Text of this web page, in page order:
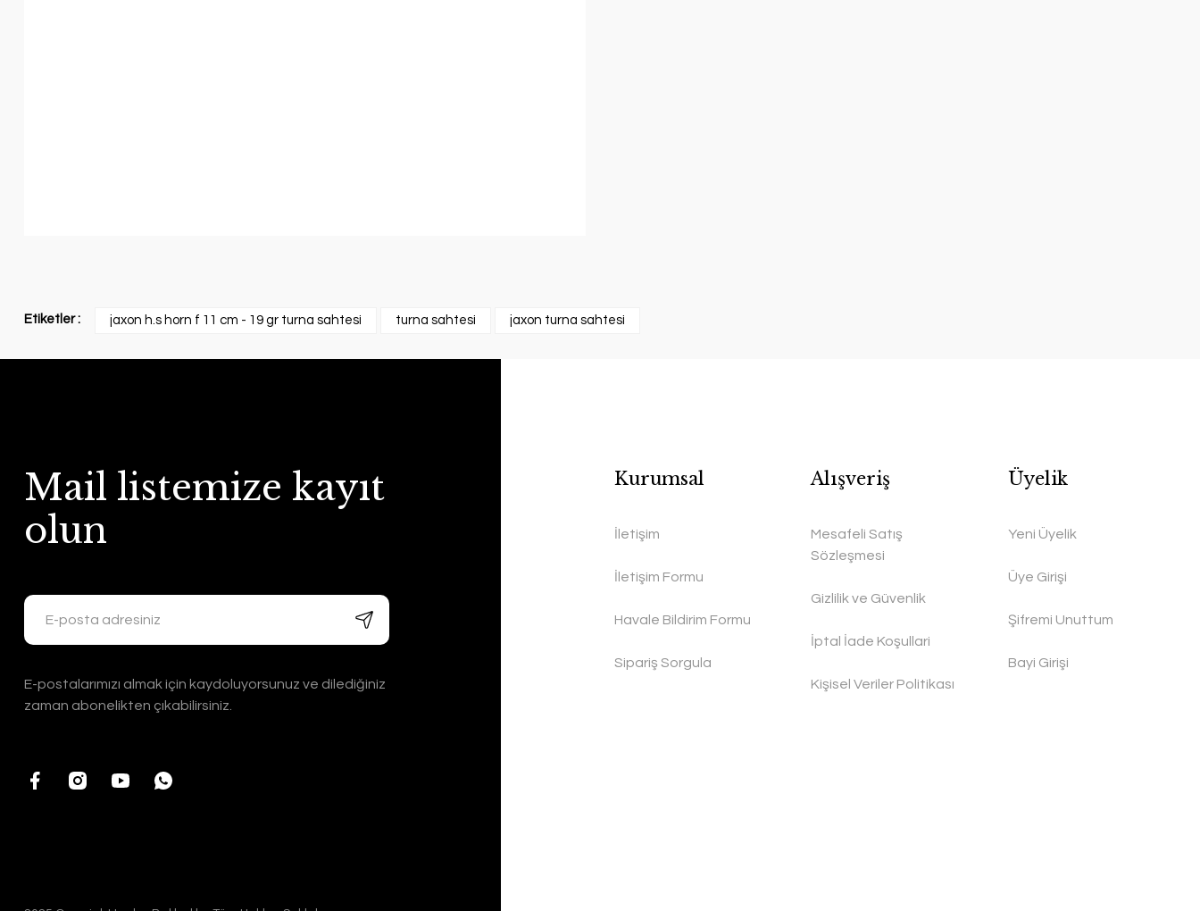
Etiketler : jaxon h.s horn f 11 cm - 19 gr turna sahtesi turna sahtesi jaxon turna sahtesi
Mail listemize kayıt
olun
E-postalarımızı almak için kaydoluyorsunuz ve dilediğiniz
zaman abonelikten çıkabilirsiniz.
Kurumsal
İletişim
İletişim Formu
Havale Bildirim Formu
Sipariş Sorgula
Alışveriş
Mesafeli Satış
Sözleşmesi
Gizlilik ve Güvenlik
İptal İade Koşullari
Kişisel Veriler Politikası
Üyelik
Yeni Üyelik
Üye Girişi
Şifremi Unuttum
Bayi Girişi